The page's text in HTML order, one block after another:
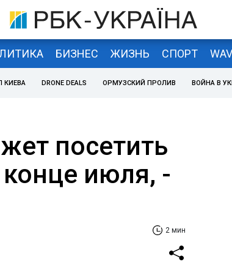
БИЗНЕС ЖИЗНЬ СПОРТ
КИЕВА DRONE DEALS ОРМУЗСКИЙ ПРОЛИВ ВОЙНА В
посетить
июля, -
2 мин